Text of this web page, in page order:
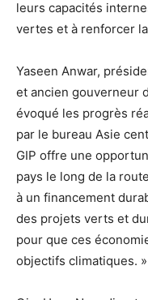
leurs capacités
vertes et à renforcer
Yaseen Anwar,
et ancien gouverneur
évoqué les progrès
par le bureau Asie
GIP offre une
pays le long de la
à un financement
des projets verts et
pour que ces
objectifs climatiques. »